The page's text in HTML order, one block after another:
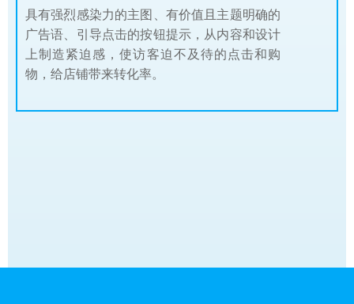
具有强烈感染力的主图、有价值且主题明确的
广告语、引导点击的按钮提示，从内容和设计
上制造紧迫感，使访客迫不及待的点击和购
物，给店铺带来转化率。